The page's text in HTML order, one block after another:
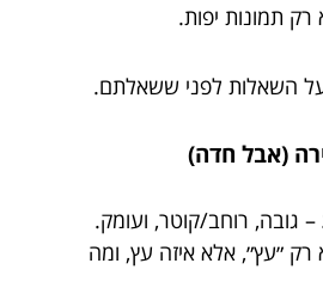
תמונות יפות.
השאלות לפני ששאלתם.
(אבל חדה)
– גובה, רוחב/קוטר, ועומק.
רק ״עץ״, אלא איזה עץ, ומה